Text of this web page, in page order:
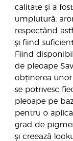
calitate și a
umplutură,
respectând
și fiind
Fiind
de pleoape
obținerea
se potrivesc
pleoape pe
pentru o
grad de
și creează